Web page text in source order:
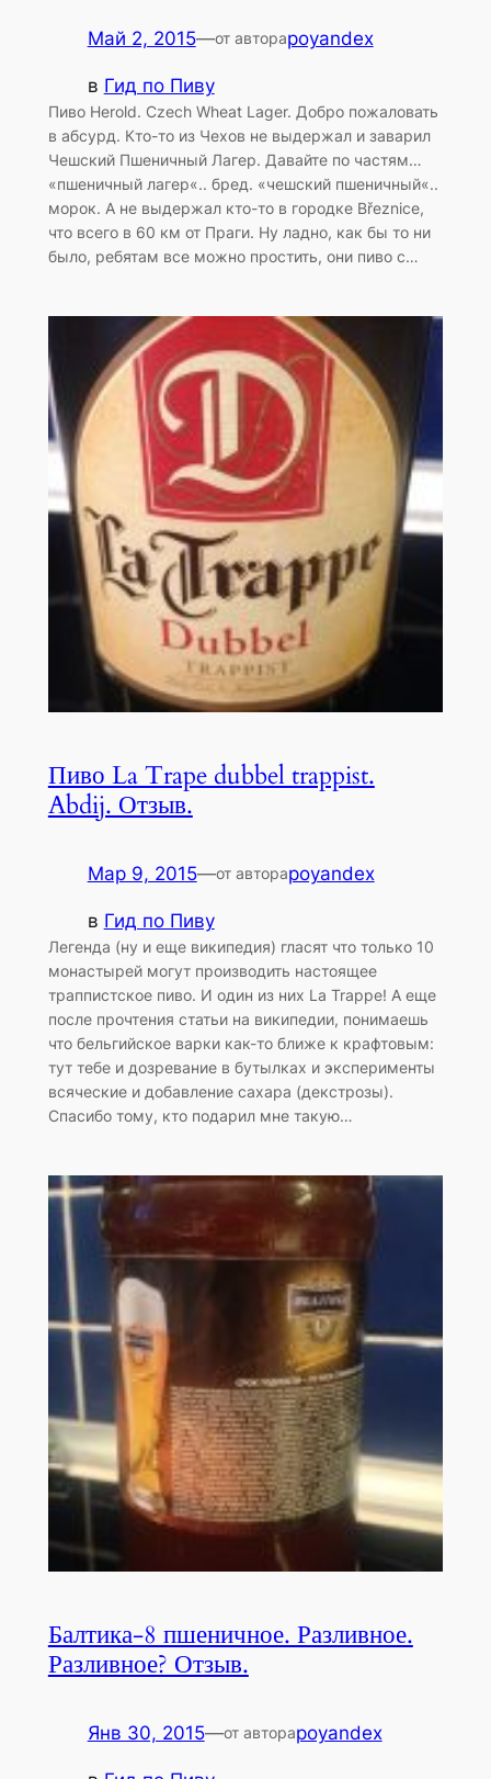
Май 2, 2015—от автораpoyandex
в Гид по Пиву
Пиво Herold. Czech Wheat Lager. Добро пожаловать
в абсурд. Кто-то из Чехов не выдержал и заварил
Чешский Пшеничный Лагер. Давайте по частям…
«пшеничный лагер«.. бред. «чешский пшеничный«..
морок. А не выдержал кто-то в городке Březnice,
что всего в 60 км от Праги. Ну ладно, как бы то ни
было, ребятам все можно простить, они пиво с…
Пиво La Trape dubbel trappist.
Abdij. Отзыв.
Мар 9, 2015—от автораpoyandex
в Гид по Пиву
Легенда (ну и еще википедия) гласят что только 10
монастырей могут производить настоящее
траппистское пиво. И один из них La Trappe! А еще
после прочтения статьи на википедии, понимаешь
что бельгийское варки как-то ближе к крафтовым:
тут тебе и дозревание в бутылках и эксперименты
всяческие и добавление сахара (декстрозы).
Спасибо тому, кто подарил мне такую…
Балтика-8 пшеничное. Разливное.
Разливное? Отзыв.
Янв 30, 2015—от автораpoyandex